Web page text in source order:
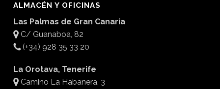
ALMACÉN Y OFICINAS
Las Palmas de Gran Canaria
C/ Guanaboa, 82
(+34) 928 35 33 20
La Orotava, Tenerife
Camino La Habanera, 3